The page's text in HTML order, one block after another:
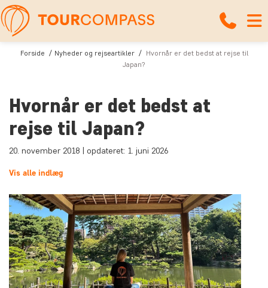
Forside Nyheder og rejseartikler
Hvornår er det bedst at rejse til
Japan?
Hvornår er det bedst at
rejse til Japan?
20. november 2018 | opdateret: 1. juni 2026
Vis alle indlæg